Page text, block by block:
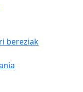
bereziak